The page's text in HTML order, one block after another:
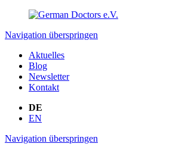
Navigation überspringen
Aktuelles
Blog
Newsletter
Kontakt
DE
EN
Navigation überspringen